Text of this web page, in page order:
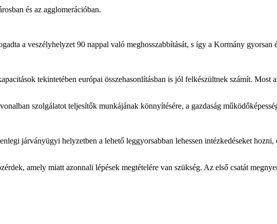
és az agglomerációban.
a veszélyhelyzet 90 nappal való meghosszabbítását, s így a Kormány gyorsan
tekintetében európai összehasonlításban is jól felkészültnek számít.
szolgálatot teljesítők munkájának könnyítésére, a gazdaság
járványügyi helyzetben a lehető leggyorsabban lehessen intézkedéseket
amely miatt azonnali lépések megtételére van szükség. Az első csatát